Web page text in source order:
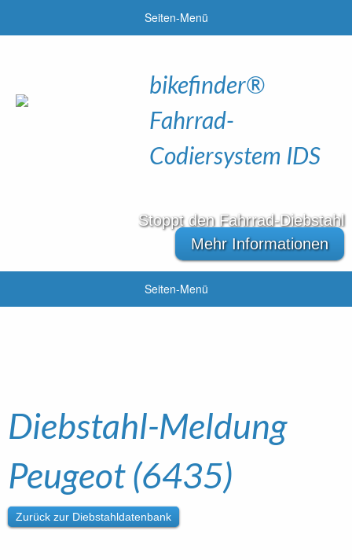
Seiten-Menü
bikefinder®
Fahrrad-
Codiersystem IDS
Stoppt den Fahrrad-Diebstahl
Mehr Informationen
Seiten-Menü
Diebstahl-Meldung
Peugeot (6435)
Zurück zur Diebstahldatenbank